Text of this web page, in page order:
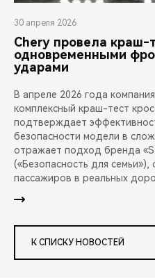
30 апреля 2026
Chery провела краш-
одновременными
ударами
В апреле 2026 года
комплексный краш-тест
подтверждает
безопасности модели в
отражает подход бренда
(«Безопасность для
пассажиров в реальных
К СПИСКУ НОВОСТЕЙ